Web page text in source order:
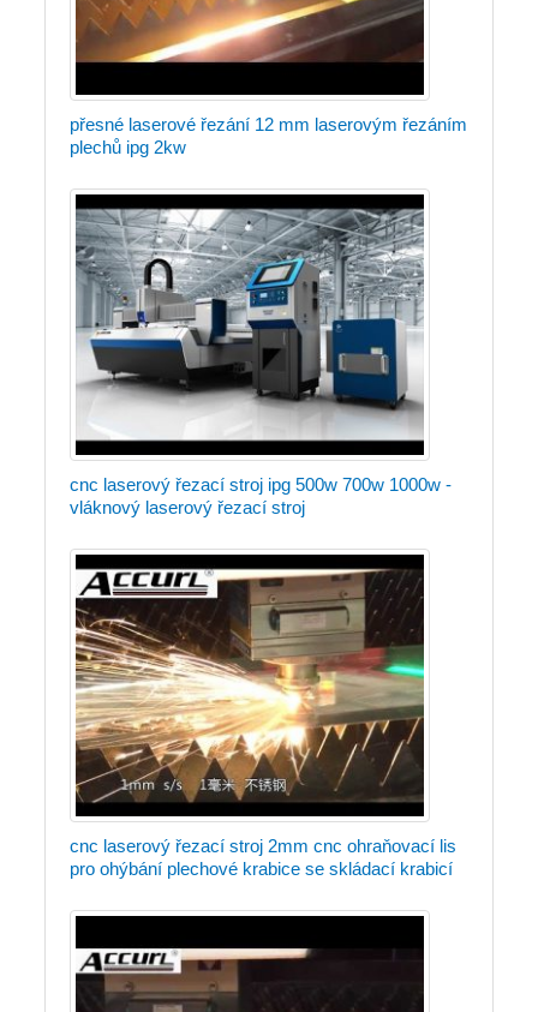
přesné laserové řezání 12 mm laserovým řezáním
plechů ipg 2kw
cnc laserový řezací stroj ipg 500w 700w 1000w -
vláknový laserový řezací stroj
cnc laserový řezací stroj 2mm cnc ohraňovací lis
pro ohýbání plechové krabice se skládací krabicí